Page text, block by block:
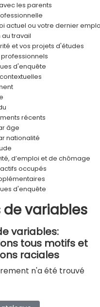
les parents
actuel ou votre dernier
travail
et vos projets d'études
d'enquête
récents
âge
nationalité
d’emploi et de chômage
occupés
d'enquête
de variables
variables:
tous motifs et
raciales
n'a été trouvé